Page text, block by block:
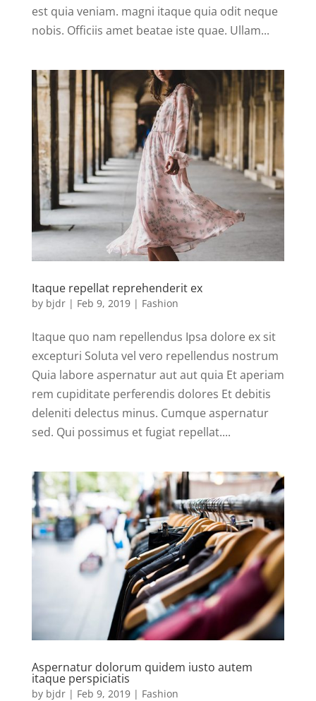
est quia veniam. magni itaque quia odit neque
nobis. Officiis amet beatae iste quae. Ullam...
Itaque repellat reprehenderit ex
by bjdr| Feb 9, 2019| Fashion
Itaque quo nam repellendus Ipsa dolore ex sit
excepturi Soluta vel vero repellendus nostrum
Quia labore aspernatur aut aut quia Et aperiam
rem cupiditate perferendis dolores Et debitis
deleniti delectus minus. Cumque aspernatur
sed. Qui possimus et fugiat repellat....
Aspernatur dolorum quidem iusto autem
itaque perspiciatis
by bjdr| Feb 9, 2019| Fashion